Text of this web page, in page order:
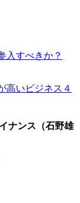
入すべきか？
高いビジネス４
ナンス（石野雄